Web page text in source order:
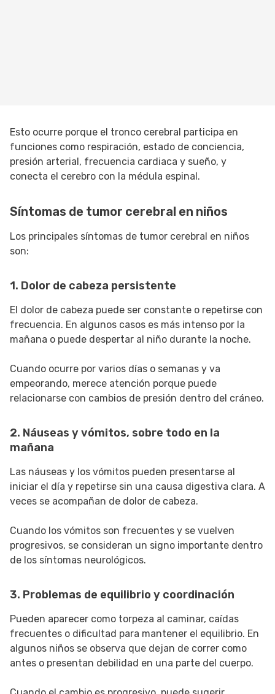
Esto ocurre porque el tronco cerebral participa en
funciones como respiración, estado de conciencia,
presión arterial, frecuencia cardiaca y sueño, y
conecta el cerebro con la médula espinal.
Síntomas de tumor cerebral en niños
Los principales síntomas de tumor cerebral en niños
son:
1. Dolor de cabeza persistente
El dolor de cabeza puede ser constante o repetirse con
frecuencia. En algunos casos es más intenso por la
mañana o puede despertar al niño durante la noche.
Cuando ocurre por varios días o semanas y va
empeorando, merece atención porque puede
relacionarse con cambios de presión dentro del cráneo.
2. Náuseas y vómitos, sobre todo en la
mañana
Las náuseas y los vómitos pueden presentarse al
iniciar el día y repetirse sin una causa digestiva clara. A
veces se acompañan de dolor de cabeza.
Cuando los vómitos son frecuentes y se vuelven
progresivos, se consideran un signo importante dentro
de los síntomas neurológicos.
3. Problemas de equilibrio y coordinación
Pueden aparecer como torpeza al caminar, caídas
frecuentes o dificultad para mantener el equilibrio. En
algunos niños se observa que dejan de correr como
antes o presentan debilidad en una parte del cuerpo.